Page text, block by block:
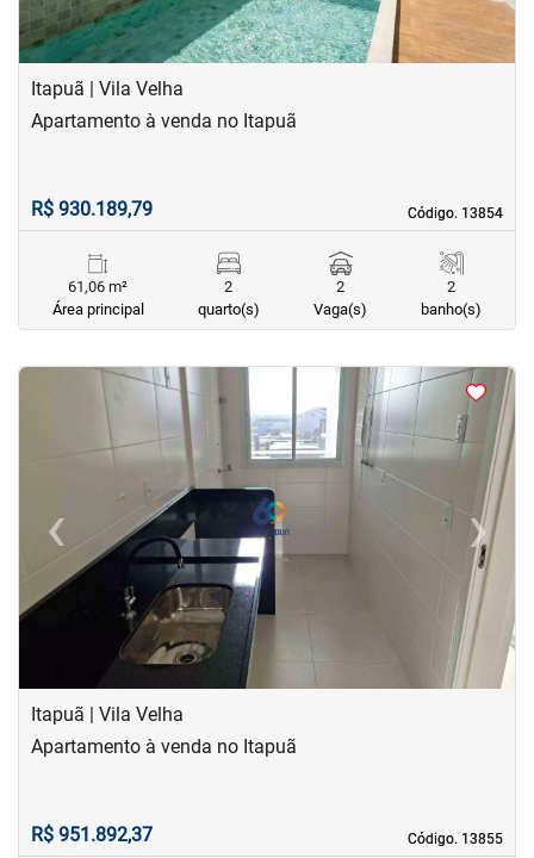
Itapuã | Vila Velha
Código. 13854
Código. 13854
Apartamento à venda no Itapuã
R$ 930.189,79
61,06 m²
Área principal
2
quarto(s)
2
Vaga(s)
2
banho(s)
<
‹Previous ›
Next
Itapuã | Vila Velha
Código. 13855
Código. 13855
Apartamento à venda no Itapuã
R$ 951.892,37